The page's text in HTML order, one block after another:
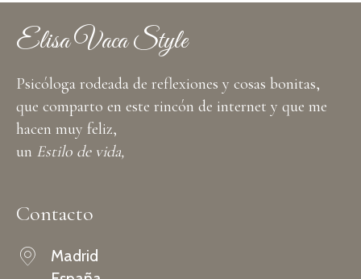
Elisa Vaca Style
Psicóloga rodeada de reflexiones y cosas bonitas,
que comparto en este rincón de internet y que me
hacen muy feliz,
un Estilo de vida,
Contacto
Madrid